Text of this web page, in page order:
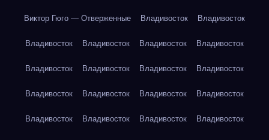
Виктор Гюго — Отверженные Владивосток Владивосток
Владивосток Владивосток Владивосток Владивосток
Владивосток Владивосток Владивосток Владивосток
Владивосток Владивосток Владивосток Владивосток
Владивосток Владивосток Владивосток Владивосток